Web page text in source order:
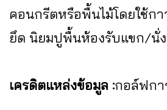
คอนกรีตหรือพื้นไม้โดยใช้กา
ยึด นิยมปูพื้นห้องรับแขก/นั่ง
เครดิตแหล่งข้อมูล :กอล์ฟกา